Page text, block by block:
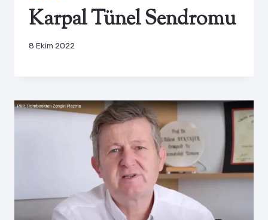
Karpal Tünel Sendromu
8 Ekim 2022